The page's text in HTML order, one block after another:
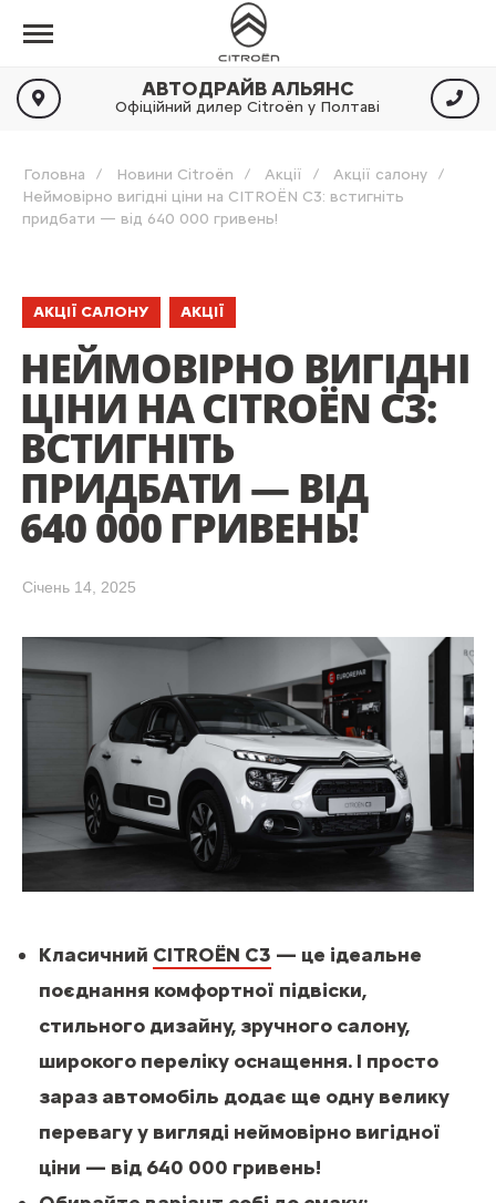
АВТОДРАЙВ АЛЬЯНС
Офіційний дилер Citroën у Полтаві
Головна Новини Citroën Акції
Акції салону
Неймовірно вигідні ціни на CITROЁN C3: встигніть
придбати — від 640 000 гривень!
АКЦІЇ САЛОНУ АКЦІЇ
НЕЙМОВІРНО ВИГІДНІ
ЦІНИ НА CITROЁN C3:
ВСТИГНІТЬ
ПРИДБАТИ — ВІД
640 000 ГРИВЕНЬ!
Cічень 14, 2025
Класичний CITROЁN С3 — це ідеальне
поєднання комфортної підвіски,
стильного дизайну, зручного салону,
широкого переліку оснащення. І просто
зараз автомобіль додає ще одну велику
перевагу у вигляді неймовірно вигідної
ціни — від 640 000 гривень!